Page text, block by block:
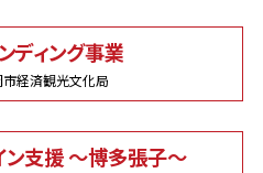
ディング事業
経済観光文化局
支援 〜博多張子〜